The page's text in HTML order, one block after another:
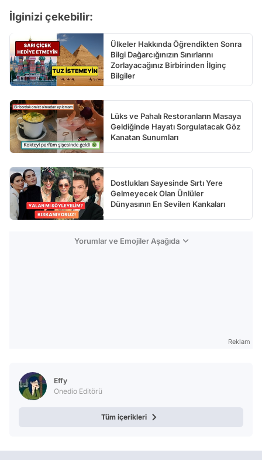
İlginizi çekebilir:
Ülkeler Hakkında Öğrendikten Sonra
Bilgi Dağarcığınızın Sınırlarını
Zorlayacağınız Birbirinden İlginç
Bilgiler
Lüks ve Pahalı Restoranların Masaya
Geldiğinde Hayatı Sorgulatacak Göz
Kanatan Sunumları
Dostlukları Sayesinde Sırtı Yere
Gelmeyecek Olan Ünlüler
Dünyasının En Sevilen Kankaları
Yorumlar ve Emojiler Aşağıda
Reklam
Effy
Onedio Editörü
Tüm içerikleri